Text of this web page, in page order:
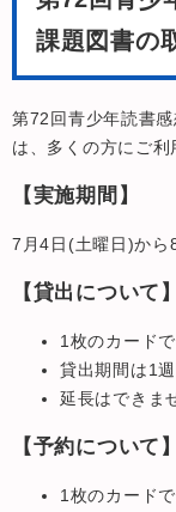
課題図書の
第72回青少年読書
は、多くの方にご利
【実施期間】
7月4日(土曜日)から
【貸出について】
1枚のカードで
貸出期間は1週
延長はできま
【予約について】
1枚のカードで